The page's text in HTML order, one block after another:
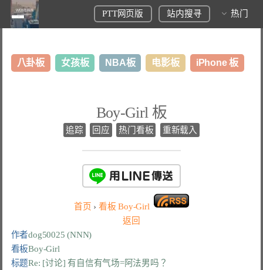
PTT网页版 站内搜寻 热门
八卦板 女孩板 NBA板 电影板 iPhone 板
Boy-Girl 板
追踪 回应 热门看板 重新载入
首页 › 看板Boy-Girl
返回
作者dog50025 (NNN)
看板Boy-Girl
标题Re: [讨论] 有自信有气场=阿法男吗？